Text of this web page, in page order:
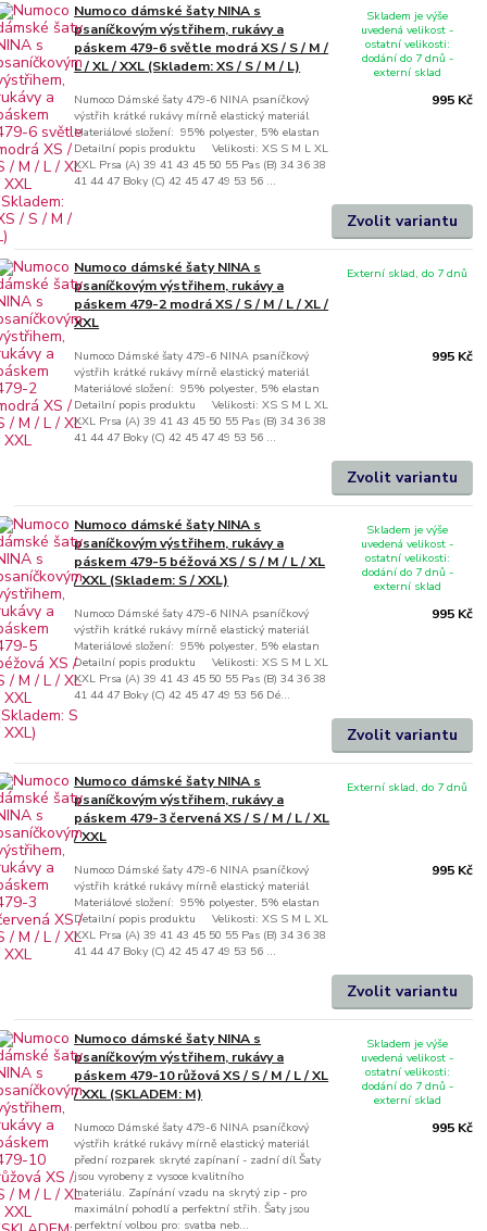
Numoco dámské šaty NINA s
psaníčkovým výstřihem, rukávy a
páskem 479-6 světle modrá XS / S / M /
L / XL / XXL (Skladem: XS / S / M / L)
Numoco Dámské šaty 479-6 NINA psaníčkový
výstřih krátké rukávy mírně elastický materiál
Materiálové složení: 95% polyester, 5% elastan
Detailní popis produktu Velikosti: XS S M L XL
XXL Prsa (A) 39 41 43 45 50 55 Pas (B) 34 36 38
41 44 47 Boky (C) 42 45 47 49 53 56 ...
995 Kč
Skladem je výše
uvedená velikost -
ostatní velikosti:
dodání do 7 dnů -
externí sklad
Zvolit variantu
Numoco dámské šaty NINA s
psaníčkovým výstřihem, rukávy a
páskem 479-2 modrá XS / S / M / L / XL /
XXL
Numoco Dámské šaty 479-6 NINA psaníčkový
výstřih krátké rukávy mírně elastický materiál
Materiálové složení: 95% polyester, 5% elastan
Detailní popis produktu Velikosti: XS S M L XL
XXL Prsa (A) 39 41 43 45 50 55 Pas (B) 34 36 38
41 44 47 Boky (C) 42 45 47 49 53 56 ...
995 Kč
Externí sklad, do 7 dnů
Zvolit variantu
Numoco dámské šaty NINA s
psaníčkovým výstřihem, rukávy a
páskem 479-5 béžová XS / S / M / L / XL
/ XXL (Skladem: S / XXL)
Numoco Dámské šaty 479-6 NINA psaníčkový
výstřih krátké rukávy mírně elastický materiál
Materiálové složení: 95% polyester, 5% elastan
Detailní popis produktu Velikosti: XS S M L XL
XXL Prsa (A) 39 41 43 45 50 55 Pas (B) 34 36 38
41 44 47 Boky (C) 42 45 47 49 53 56 Dé...
995 Kč
Skladem je výše
uvedená velikost -
ostatní velikosti:
dodání do 7 dnů -
externí sklad
Zvolit variantu
Numoco dámské šaty NINA s
psaníčkovým výstřihem, rukávy a
páskem 479-3 červená XS / S / M / L / XL
/ XXL
Numoco Dámské šaty 479-6 NINA psaníčkový
výstřih krátké rukávy mírně elastický materiál
Materiálové složení: 95% polyester, 5% elastan
Detailní popis produktu Velikosti: XS S M L XL
XXL Prsa (A) 39 41 43 45 50 55 Pas (B) 34 36 38
41 44 47 Boky (C) 42 45 47 49 53 56 ...
995 Kč
Externí sklad, do 7 dnů
Zvolit variantu
Numoco dámské šaty NINA s
psaníčkovým výstřihem, rukávy a
páskem 479-10 růžová XS / S / M / L / XL
/ XXL (SKLADEM: M)
Numoco Dámské šaty 479-6 NINA psaníčkový
výstřih krátké rukávy mírně elastický materiál
přední rozparek skryté zapínaní - zadní díl Šaty
jsou vyrobeny z vysoce kvalitního
materiálu. Zapínání vzadu na skrytý zip - pro
maximální pohodlí a perfektní střih. Šaty jsou
perfektní volbou pro: svatba neb...
995 Kč
Skladem je výše
uvedená velikost -
ostatní velikosti:
dodání do 7 dnů -
externí sklad